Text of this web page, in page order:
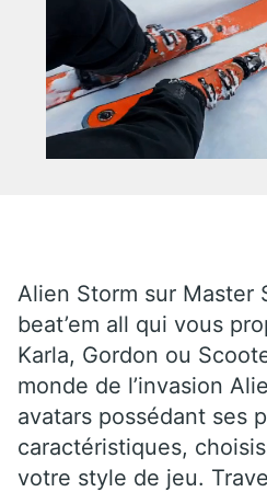
Alien Storm sur Master
beat’em all qui vous
Karla, Gordon ou
monde de l’invasion
avatars possédant ses
caractéristiques,
votre style de jeu.